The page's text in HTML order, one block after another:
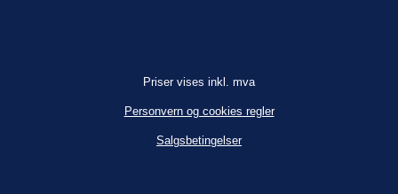
Priser vises inkl. mva
Personvern og cookies regler
Salgsbetingelser